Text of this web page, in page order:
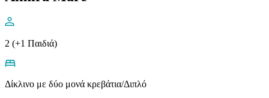
2 (+1 Παιδιά)
Δίκλινο με δύο μονά κρεβάτια/Διπλό